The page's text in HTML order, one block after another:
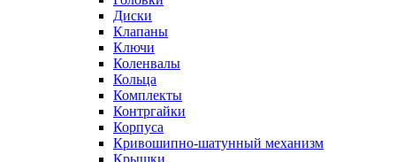
Диски
Клапаны
Ключи
Коленвалы
Кольца
Комплекты
Контргайки
Корпуса
Кривошипно-шатунный механизм
Крышки